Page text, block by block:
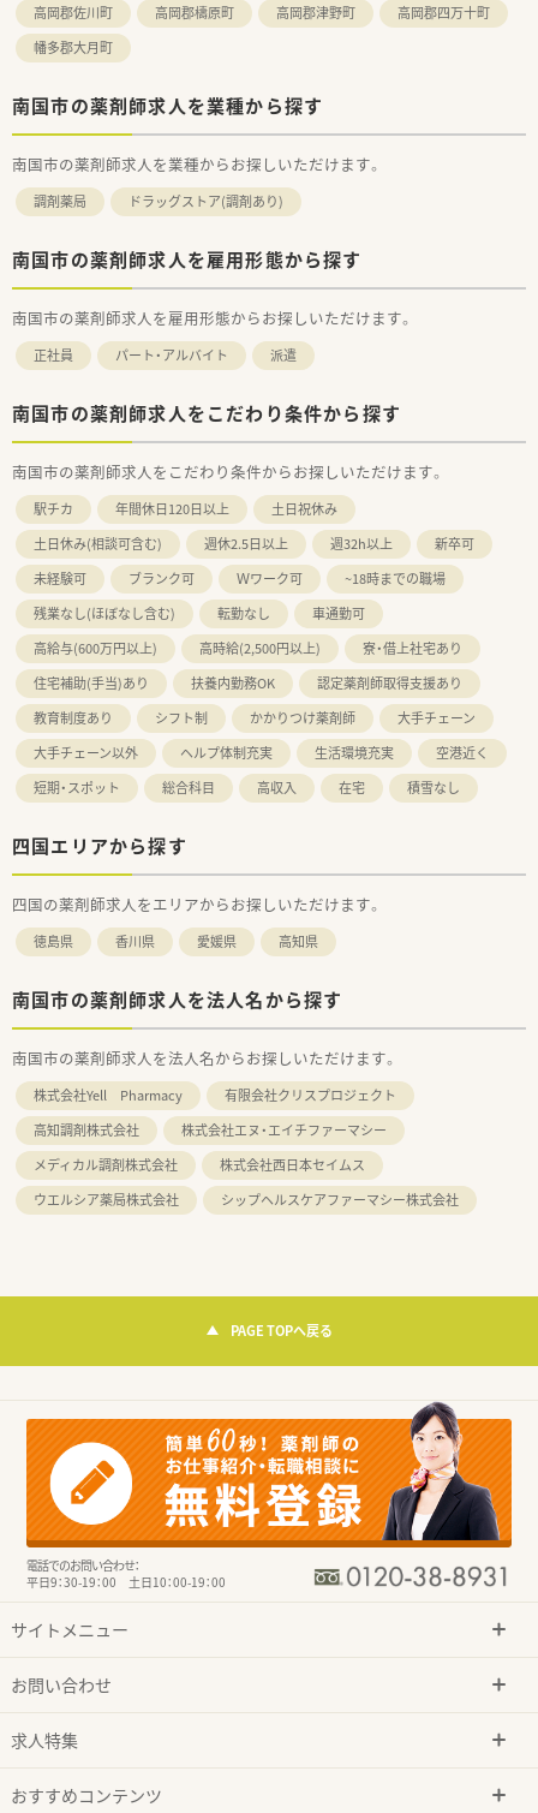
高岡郡佐川町
高岡郡檮原町 高岡郡津野町
高岡郡四万十町
幡多郡大月町
南国市の薬剤師求人を業種から探す
南国市の薬剤師求人を業種からお探しいただけます。
調剤薬局 ドラッグストア(調剤あり)
南国市の薬剤師求人を雇用形態から探す
南国市の薬剤師求人を雇用形態からお探しいただけます。
正社員 パート・アルバイト 派遣
南国市の薬剤師求人をこだわり条件から探す
南国市の薬剤師求人をこだわり条件からお探しいただけます。
駅チカ 年間休日120日以上
土日祝休み
土日休み(相談可含む)
週休2.5日以上 週32h以上
新卒可
未経験可
ブランク可 Ｗワーク可
~18時までの職場
残業なし(ほぼなし含む)
転勤なし
車通勤可
高給与(600万円以上)
高時給(2,500円以上)
寮・借上社宅あり
住宅補助(手当)あり
扶養内勤務OK
認定薬剤師取得支援あり
教育制度あり
シフト制 かかりつけ薬剤師
大手チェーン
大手チェーン以外
ヘルプ体制充実 生活環境充実
空港近く
短期・スポット
総合科目 高収入 在宅 積雪なし
四国エリアから探す
四国の薬剤師求人をエリアからお探しいただけます。
徳島県 香川県 愛媛県 高知県
南国市の薬剤師求人を法人名から探す
南国市の薬剤師求人を法人名からお探しいただけます。
株式会社Yell Pharmacy
有限会社クリスプロジェクト
高知調剤株式会社
株式会社エヌ・エイチファーマシー
メディカル調剤株式会社
株式会社西日本セイムス
ウエルシア薬局株式会社
シップヘルスケアファーマシー株式会社
PAGE TOPへ戻る
電話でのお問い合わせ：
平日9：30-19：00 土日10：00-19：00
サイトメニュー
お問い合わせ
求人特集
おすすめコンテンツ